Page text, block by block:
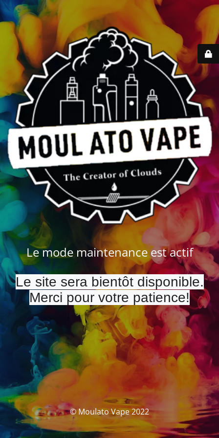
Le mode maintenance est actif
Le site sera bientôt disponible.
Merci pour votre patience!
© Moulato Vape 2022